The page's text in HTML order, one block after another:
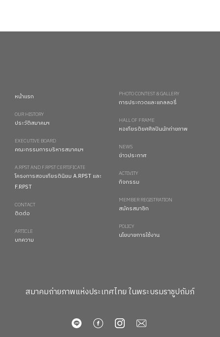
หน้าแรก
OUR HISTORY
ประวัติสมาคมฯ
EXECUTIVE BOARD
คณะกรรมการบริหารสมาคมฯ
A.RPST AND F.RPST CERTIFICATE
โครงการสอบเกียรตินิยม A.RPST และ
F.RPST
CONTACT
ติดต่อ
ARTICLE
บทความ
PHOTO CONTEST & GALLERY
การประกวดและแกลลอรี่
HALL OF FRAME
หอเกียรติยศศิลปินนักถ่ายภาพ
NEWS
ข่าวประกาศ
ACTIVITY
กิจกรรม
MEMBER REGISTRATION
สมัครสมาชิก
POLICY
นโยบายการใช้งาน
สมาคมถ่ายภาพแห่งประเทศไทย ในพระบรมราชูปถัมภ์